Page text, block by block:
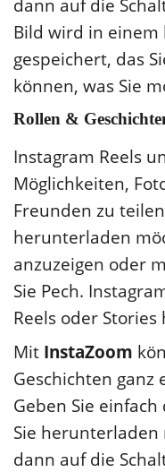
dann auf die
Bild wird in einem
gespeichert, das
können, was Sie
Rollen &
Instagram Reels
Möglichkeiten,
Freunden zu
herunterladen
anzuzeigen oder
Sie Pech.
Reels oder
Mit InstaZoom
Geschichten
Geben Sie einfach
Sie herunterladen
dann auf die